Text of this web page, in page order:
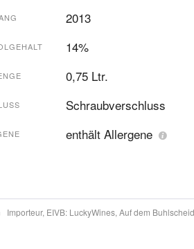
2013
14%
0,75 Ltr.
Schraubverschluss
enthält Allergene
Importeur, EIVB: LuckyWines, Auf dem